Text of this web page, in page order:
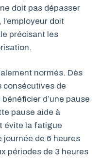
doit pas dépasser
doit
précisant les
normés. Dès
consécutives de
d’une pause
pause aide à
évite la fatigue
journée de 6 heures
périodes de 3 heures